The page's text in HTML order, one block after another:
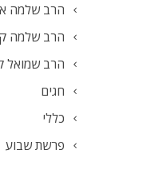
הרב שלמה
הרב שלמה
הרב שמואל
חגים
כללי
פרשת שבוע